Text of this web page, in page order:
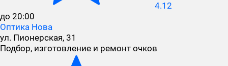
4.12
до 20:00
Оптика Нова
ул. Пионерская, 31
Подбор, изготовление и ремонт очков